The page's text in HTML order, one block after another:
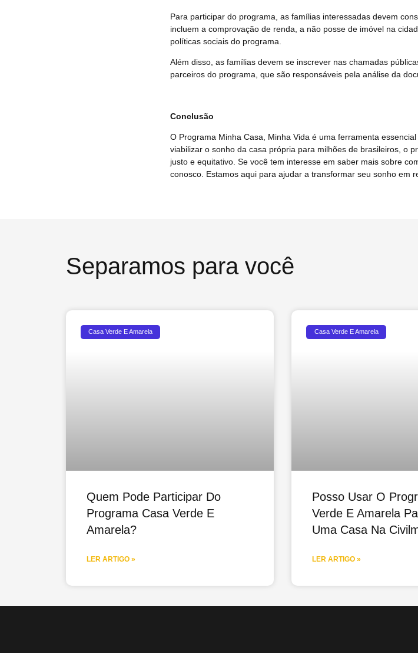
Para participar do programa, as famílias interessadas devem
incluem a comprovação de renda, a não posse de imóvel na
políticas sociais do programa.
Além disso, as famílias devem se inscrever nas chamadas
parceiros do programa, que são responsáveis pela análise da
Conclusão
O Programa Minha Casa, Minha Vida é uma ferramenta
viabilizar o sonho da casa própria para milhões de brasileiros, o
justo e equitativo. Se você tem interesse em saber mais sobre
conosco. Estamos aqui para ajudar a transformar seu sonho em
Separamos para você
Casa Verde E Amarela
Quem Pode Participar Do
Programa Casa Verde E
Amarela?
LER ARTIGO »
Casa Verde E Amarela
Posso Usar O
Verde E Amarela
Uma Casa Na
LER ARTIGO »